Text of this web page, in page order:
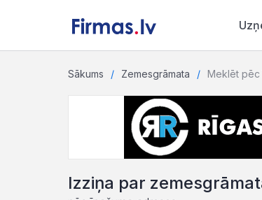
Sākums Zemesgrāmata Meklēt pēc
Izziņa par